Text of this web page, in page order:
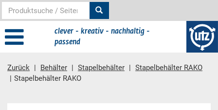
clever - kreativ - nachhaltig -
passend
Zurück Behälter Stapelbehälter
Stapelbehälter RAKO
Stapelbehälter RAKO